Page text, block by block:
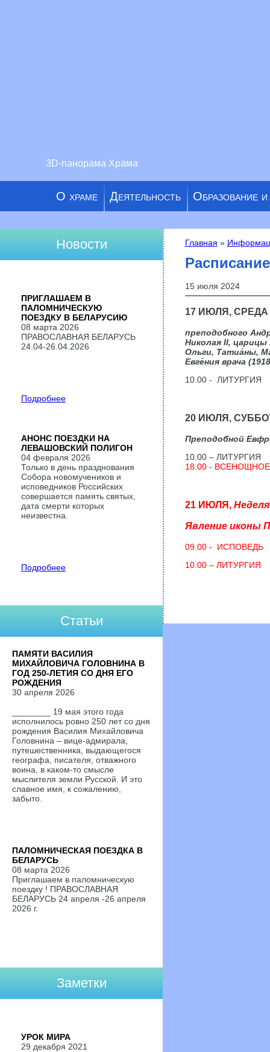
3D-панорама Храма
О храме Деятельность Образование
Вы здесь
Главная »
15 июля 2024
17 ИЮЛЯ, СРЕДА
преподобного
Николая II, царицы
Ольги, Татиа́ны,
Евге́ния врача
10.00 - ЛИТУРГИЯ
20 ИЮЛЯ,
Преподобной
10.00 – ЛИТУРГИЯ
18.00 -
21 ИЮЛЯ,Неделя
Явление иконы
09.00 - ИСПОВЕДЬ
10.00 – ЛИТУРГИЯ
Новости
ПРИГЛАШАЕМ В
ПАЛОМНИЧЕСКУЮ
ПОЕЗДКУ В БЕЛАРУСИЮ
08 марта 2026
ПРАВОСЛАВНАЯ БЕЛАРУСЬ
24.04-26.04.2026
Подробнее
АНОНС ПОЕЗДКИ НА
ЛЕВАШОВСКИЙ ПОЛИГОН
04 февраля 2026
Только в день празднования
Собора новомучеников и
исповедников Российских
совершается память святых,
дата смерти которых
неизвестна.
Подробнее
Статьи
ПАМЯТИ ВАСИЛИЯ
МИХАЙЛОВИЧА ГОЛОВНИНА В
ГОД 250-ЛЕТИЯ СО ДНЯ ЕГО
РОЖДЕНИЯ
30 апреля 2026
________ 19 мая этого года
исполнилось ровно 250 лет со дня
рождения Василия Михайловича
Головнина – вице-адмирала,
путешественника, выдающегося
географа, писателя, отважного
воина, в каком-то смысле
мыслителя земли Русской. И это
славное имя, к сожалению,
забыто.
ПАЛОМНИЧЕСКАЯ ПОЕЗДКА В
БЕЛАРУСЬ
08 марта 2026
Приглашаем в паломническую
поездку ! ПРАВОСЛАВНАЯ
БЕЛАРУСЬ 24 апреля -26 апреля
2026 г.
Заметки
УРОК МИРА
29 декабря 2021